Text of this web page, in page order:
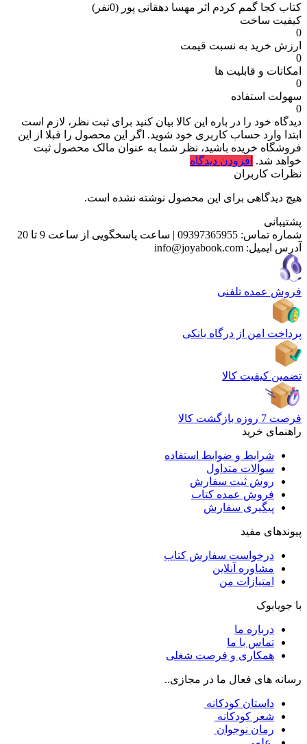
کتاب کجا گمم کردم اثر مهسا دهقانی پور (0نفر)
کیفیت ساخت
0
ارزش خرید به نسبت قیمت
0
امکانات و قابلیت ها
0
سهولت استفاده
0
دیدگاه خود را در باره این کالا بیان کنید برای ثبت نظر، لازم است
ابتدا وارد حساب کاربری خود شوید. اگر این محصول را قبلا از این
فروشگاه خریده باشید، نظر شما به عنوان مالک محصول ثبت
خواهد شد. افزودن دیدگاه
نظرات کاربران
هیچ دیدگاهی برای این محصول نوشته نشده است.
پشتیبانی
شماره تماس: 09397365955
| ساعت پاسخگویی از ساعت 9 تا 20
آدرس ایمیل: info@joyabook.com
فروش عمده تلفنی
پرداخت امن از درگاه بانکی
تضمین کیفیت کالا
فرصت 7 روزه بازگشت کالا
راهنمای خرید
شرایط و ضوابط استفاده
سوالات متداول
روش ثبت سفارش
فروش عمده کتاب
پیگیری سفارش
پیوندهای مفید
درخواست سفارش کتاب
مشاوره آنلاین
امتیازات من
با جویابوک
درباره ما
تماس با ما
همکاری و فرصت شغلی
رسانه های فعال ما در مجازی..
داستان کودکانه
شعر کودکانه
رمان نوجوان